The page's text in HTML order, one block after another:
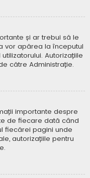
și ar trebui să le
vor apărea la începutul
Autorizațiile
către Administrație.
importante despre
de fiecare dată când
fiecărei pagini unde
autorizațiile pentru